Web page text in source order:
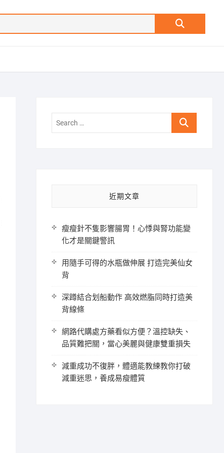
Search
Search
近期文章
瘦瘦針不隻影響腸胃！心悸與腎功能變
化才是關鍵警訊
用隨手可得的水瓶做伸展 打造完美仙女
背
深蹲結合划船動作 高效燃脂同時打造美
背線條
網路代購處方藥看似方便？溫控缺失、
品質難把關，當心美麗與健康雙重損失
減重成功不復胖，體適能教練教你打破
減重迷思，養成易瘦體質